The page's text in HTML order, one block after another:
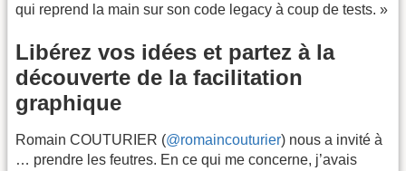
qui reprend la main sur son code legacy à coup de tests. »
Libérez vos idées et partez à la
découverte de la facilitation
graphique
Romain COUTURIER (@romaincouturier) nous a invité à
… prendre les feutres. En ce qui me concerne, j’avais